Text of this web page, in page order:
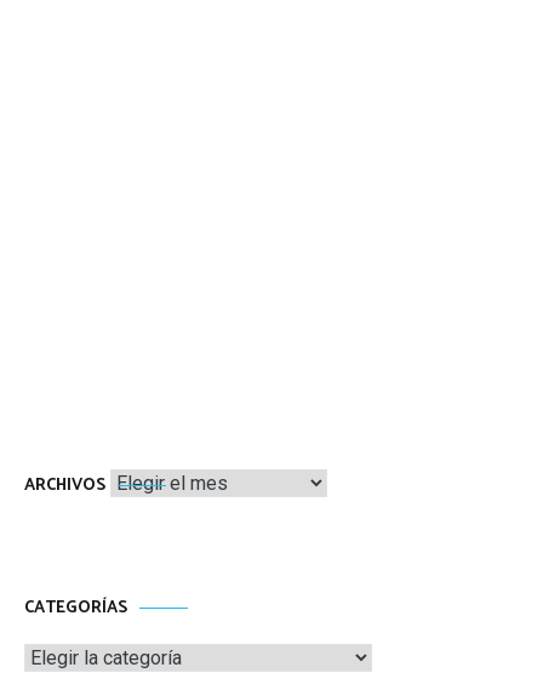
ARCHIVOS Archivos
CATEGORÍAS
Categorías